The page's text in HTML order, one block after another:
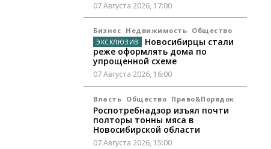
07 Августа 2026, 17:00
Бизнес Недвижимость Общество
Новосибирцы стали
реже оформлять дома по
упрощенной схеме
07 Августа 2026, 16:00
Власть Общество Право&Порядок
Роспотребнадзор изъял почти
полторы тонны мяса в
Новосибирской области
07 Августа 2026, 15:00